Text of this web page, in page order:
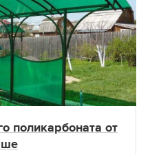
поликарбоната от